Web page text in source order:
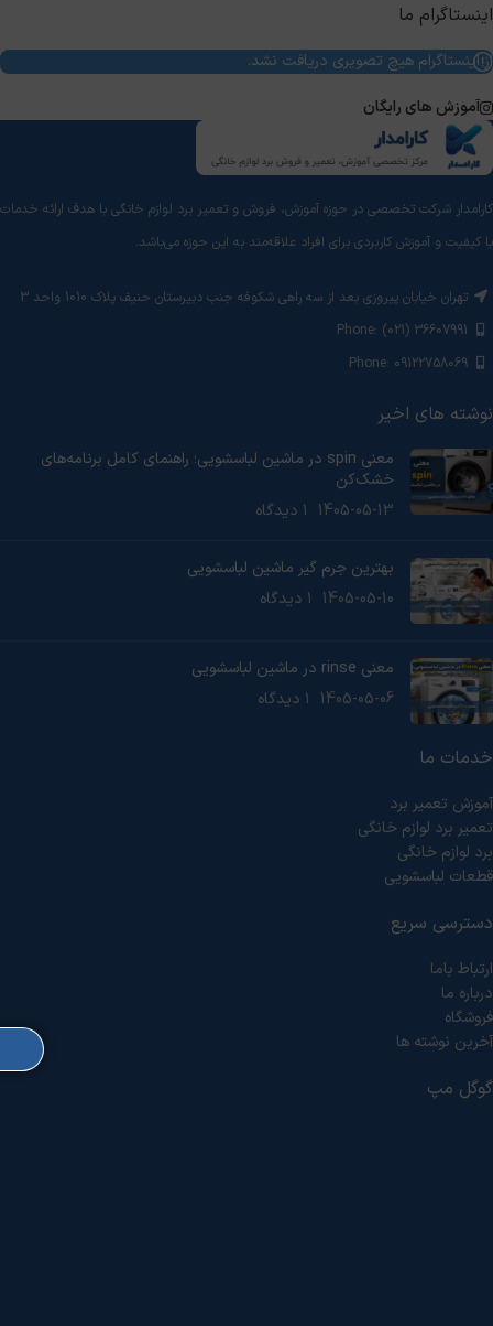
اینستاگرام ما
از اینستاگرام هیچ تصویری دریافت نشد.
آموزش های رایگان
کارامدار شرکت تخصصی در حوزه آموزش، فروش و تعمیر برد لوازم خانگی با هدف ارائه خدمات
با کیفیت و آموزش‌ کاربردی برای افراد علاقه‌مند به این حوزه می‌باشد.
تهران خیابان پیروزی بعد از سه راهی شکوفه جنب دبیرستان حنیف پلاک 1010 واحد 3
نوشته های اخیر
معنی spin در ماشین لباسشویی؛ راهنمای کامل برنامه‌های
خشک‌کن
1405-05-13 ۱ دیدگاه
بهترین جرم گیر ماشین لباسشویی
1405-05-10 ۱ دیدگاه
معنی rinse در ماشین لباسشویی
1405-05-06 ۱ دیدگاه
خدمات ما
آموزش تعمیر برد
تعمیر برد لوازم خانگی
برد لوازم خانگی
قطعات لباسشویی
دسترسی سریع
ارتباط باما
درباره ما
فروشگاه
آخرین نوشته ها
گوگل مپ